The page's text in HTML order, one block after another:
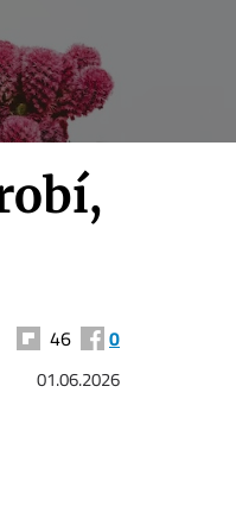
46 0
01.06.2026